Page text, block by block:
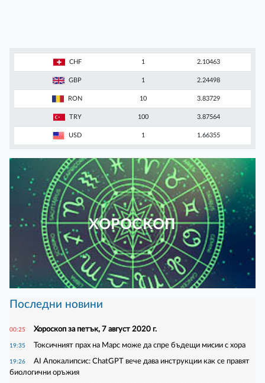
CHF 1 2.10463
GBP 1 2.24498
RON 10 3.83729
TRY 100 3.87564
USD 1 1.66355
ХОРОСКОП
Последни новини
00:25 Хороскоп за петък, 7 август 2020 г.
19:35 Токсичният прах на Марс може да спре бъдещи мисии с хора
19:26
AI Апокалипсис: ChatGPT вече дава инструкции как се правят
биологични оръжия